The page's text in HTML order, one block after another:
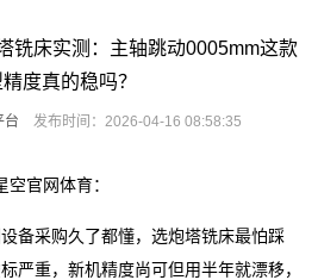
铣床实测：主轴跳动0005mm这款
度真的稳吗？
台 发布时间：2026-04-16 08:58:35
空官网体育：
采购久了都懂，选炮塔铣床最怕踩
严重，新机精度尚可但用半年就漂移，